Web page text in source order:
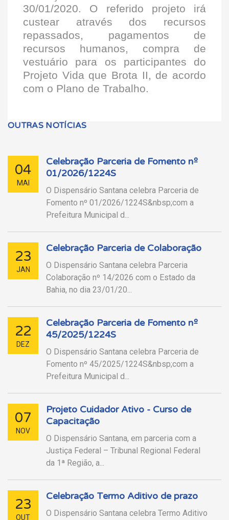
30/01/2020. O referido projeto irá
custear através dos recursos
repassados, pagamentos de
recursos humanos, compra de
vestuário para os participantes do
Projeto Vida que Brota II, de acordo
com o Plano de Trabalho.
OUTRAS NOTÍCIAS
04
MAI
Celebração Parceria de Fomento nº
01/2026/1224S
O Dispensário Santana celebra Parceria de
Fomento nº 01/2026/1224S&nbsp;com a
Prefeitura Municipal d...
23
JAN
Celebração Parceria de Colaboração
O Dispensário Santana celebra Parceria
Colaboração nº 14/2026 com o Estado da
Bahia, no dia 23/01/20...
22
DEZ
Celebração Parceria de Fomento nº
45/2025/1224S
O Dispensário Santana celebra Parceria de
Fomento nº 45/2025/1224S&nbsp;com a
Prefeitura Municipal d...
07
NOV
Projeto Cuidador Ativo - Curso de
Capacitação
O Dispensário Santana, em parceria com a
Justiça Federal – Tribunal Regional Federal
da 1ª Região, a...
23
OUT
Celebração Termo Aditivo de prazo
O Dispensário Santana celebra Termo Aditivo